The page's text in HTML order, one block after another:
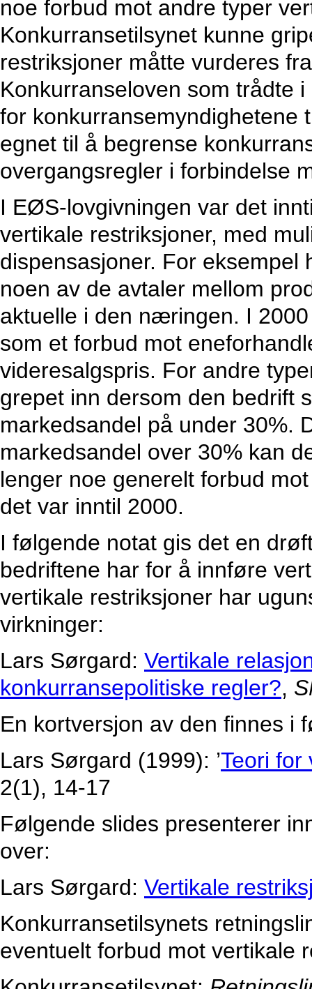
noe forbud mot andre typer
Konkurransetilsynet kunne
restriksjoner måtte vurderes
Konkurranseloven som trådte
for konkurransemyndighetene
egnet til å begrense
overgangsregler i forbindelse
I EØS-lovgivningen var det
vertikale restriksjoner, med
dispensasjoner. For eksempel
noen av de avtaler mellom
aktuelle i den næringen. I
som et forbud mot
videresalgspris. For andre
grepet inn dersom den bedrift
markedsandel på under 30%.
markedsandel over 30% kan
lenger noe generelt forbud
det var inntil 2000.
I følgende notat gis det en
bedriftene har for å innføre
vertikale restriksjoner har
virkninger:
Lars Sørgard: Vertikale
konkurransepolitiske regler?,
En kortversjon av den finnes i
Lars Sørgard (1999): ’Teori for
2(1), 14-17
Følgende slides presenterer
over:
Lars Sørgard: Vertikale
Konkurransetilsynets
eventuelt forbud mot vertikale